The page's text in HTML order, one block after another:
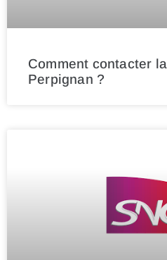
Comment contacter
Perpignan ?